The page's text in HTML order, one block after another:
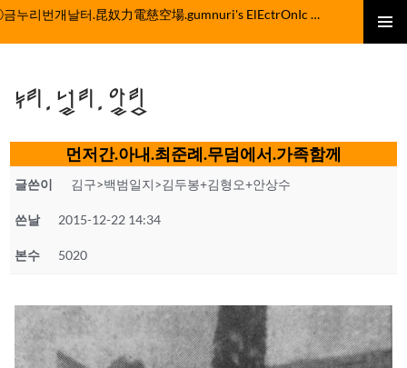
컨
뛰
기
ⓒ금누리번개날터.昆奴力電慈空場.gumnuri's ElEctrOnIc fActOrY
누리.널리.알림
먼저간.아내.최준례.무덤에서.가족함께
글쓴이 김구>백범일지>김두봉+김형오+안상수
쓴날 2015-12-22 14:34
본수 5020